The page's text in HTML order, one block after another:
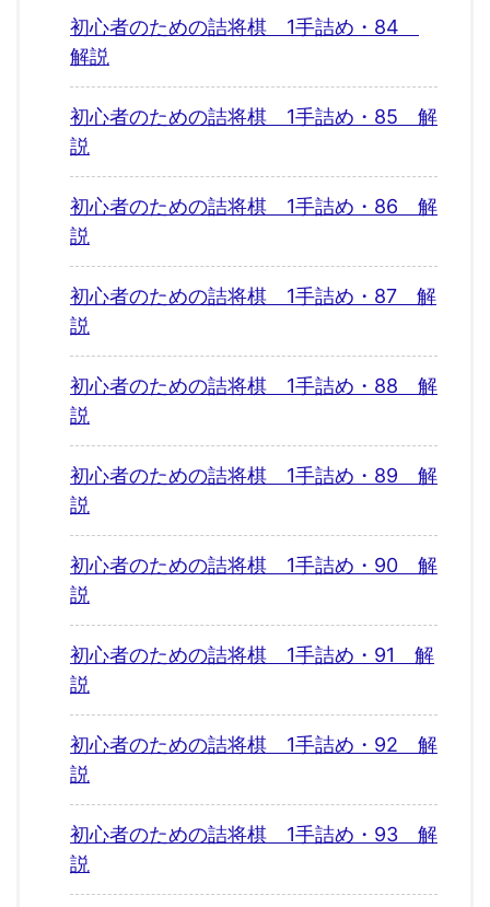
初心者のための詰将棋 1手詰め・84
解説
初心者のための詰将棋 1手詰め・85 解
説
初心者のための詰将棋 1手詰め・86 解
説
初心者のための詰将棋 1手詰め・87 解
説
初心者のための詰将棋 1手詰め・88 解
説
初心者のための詰将棋 1手詰め・89 解
説
初心者のための詰将棋 1手詰め・90 解
説
初心者のための詰将棋 1手詰め・91 解
説
初心者のための詰将棋 1手詰め・92 解
説
初心者のための詰将棋 1手詰め・93 解
説